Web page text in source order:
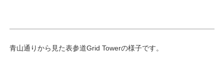
青山通りから見た表参道Grid Towerの様子です。